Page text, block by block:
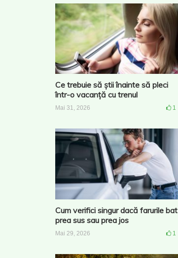
Ce trebuie să știi înainte să pleci
într-o vacanță cu trenul
Mai 31, 2026 1
Cum verifici singur dacă farurile bat
prea sus sau prea jos
Mai 29, 2026 1